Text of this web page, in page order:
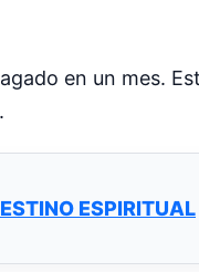
en un mes.
ESPIRITUAL